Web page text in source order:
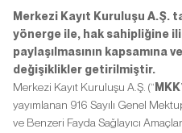
Merkezi Kayıt Kuruluşu A.Ş.
yönerge ile, hak sahipliğine
paylaşılmasının kapsamına
değişiklikler getirilmiştir.
Merkezi Kayıt Kuruluşu A.Ş. (“ MKK
yayımlanan 916 Sayılı Genel
ve Benzeri Fayda Sağlayıcı